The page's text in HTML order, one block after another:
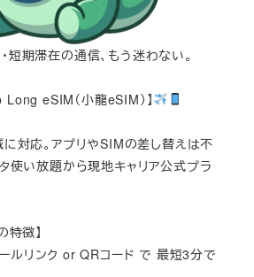
短期滞在の通信、もう迷わない。
eSIM（小龍eSIM）】
対応。アプリやSIMの差し替えは不
使い放題から現地キャリア公式プラ
徴】
ールリンク or QRコード で 最短3分で